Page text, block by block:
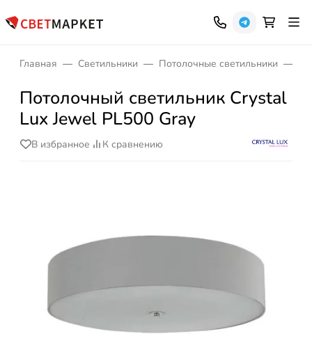
Главная Светильники Потолочные светильники
Потолочный светильник Crystal
Lux Jewel PL500 Gray
В избранное К сравнению